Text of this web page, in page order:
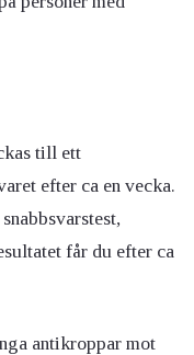
till ett
efter ca en vecka.
får du efter ca
antikroppar mot